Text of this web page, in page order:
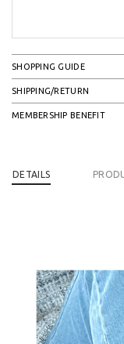
SHOPPING GUIDE
SHIPPING/RETURN
MEMBERSHIP BENEFIT
DETAILS